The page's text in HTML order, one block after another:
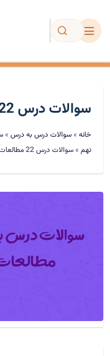
دیکته
ویژه معلمان
سوالات درس 22 مطالعات نهم با جواب
خانه »سوالات درس به درس »
نهم »سوالات درس 22 مطالعات نهم با جواب